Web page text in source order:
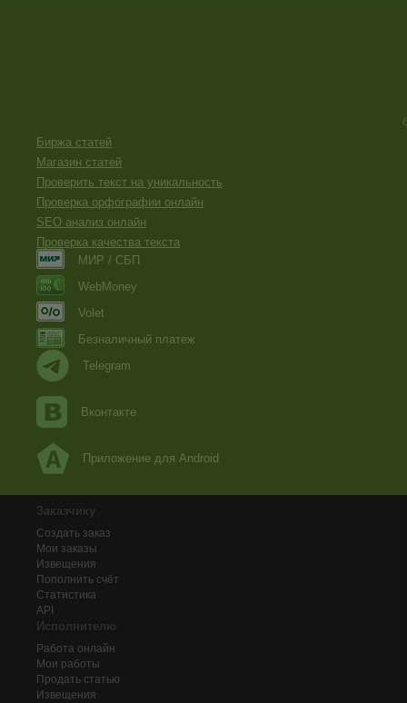
Биржа статей
Магазин статей
Проверить текст на уникальность
Проверка орфографии онлайн
SEO анализ онлайн
Проверка качества текста
МИР / СБП
WebMoney
Volet
Безналичный платеж
Telegram
Вконтакте
Приложение для Android
Заказчику
Создать заказ
Мои заказы
Извещения
Пополнить счёт
Статистика
API
Исполнителю
Работа онлайн
Мои работы
Продать статью
Извещения